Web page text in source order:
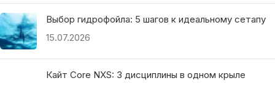
Выбор гидрофойла: 5 шагов к идеальному сетапу
15.07.2026
Кайт Core NXS: 3 дисциплины в одном крыле